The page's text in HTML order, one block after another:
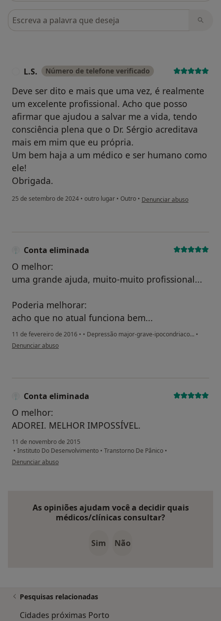
Pesquisar em opiniões
L.S. Número de telefone verificado
Deve ser dito e mais que uma vez, é realmente
um excelente profissional. Acho que posso
afirmar que ajudou a salvar me a vida, tendo
consciência plena que o Dr. Sérgio acreditava
mais em mim que eu própria.
Um bem haja a um médico e ser humano como
ele!
Obrigada.
25 de setembro de 2024 • outro lugar • Outro • na opinião do utilizador L.S.
Denunciar abuso
Conta eliminada
O melhor:
uma grande ajuda, muito-muito profissional...
Poderia melhorar:
acho que no atual funciona bem...
11 de fevereiro de 2016 • • Depressão major-grave-ipocondriaco... •
na opinião do utilizador Conta eliminada
Denunciar abuso
Conta eliminada
O melhor:
ADOREI. MELHOR IMPOSSÍVEL.
11 de novembro de 2015
• Instituto Do Desenvolvimento • Transtorno De Pânico •
na opinião do utilizador Conta eliminada
Denunciar abuso
As opiniões ajudam você a decidir quais
médicos/clínicas consultar?
Sim Não
Pesquisas relacionadas
Cidades próximas Porto